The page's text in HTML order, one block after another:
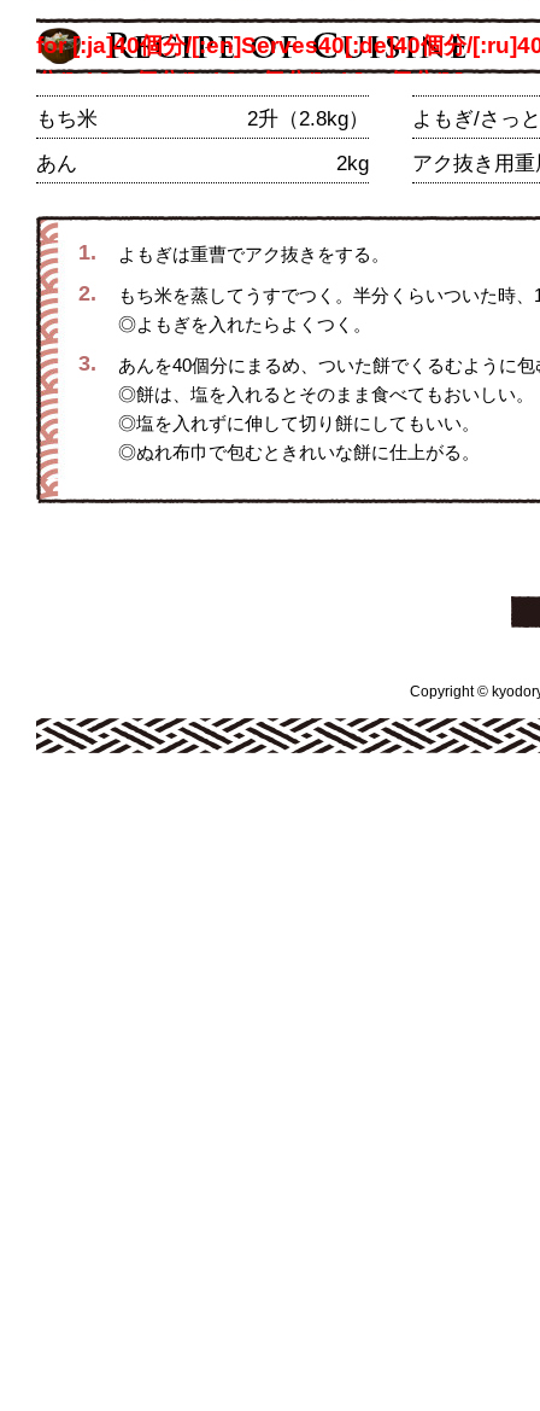
for [:ja]40個分/[:en]Serves40[:de]40個分/
分/[:th]40個分/[:zh]40個分/[:ch]40個分/[:]
もち米 2升（2.8kg）
よもぎ/さっ
あん
2kg アク抜き用重
1. よもぎは重曹でアク抜きをする。
2.
もち米を蒸してうすでつく。半分くらいついた時
◎よもぎを入れたらよくつく。
3.
あんを40個分にまるめ、ついた餅でくるむように包
◎餅は、塩を入れるとそのまま食べてもおいしい。
◎塩を入れずに伸して切り餅にしてもいい。
◎ぬれ布巾で包むときれいな餅に仕上がる。
Copyright ©